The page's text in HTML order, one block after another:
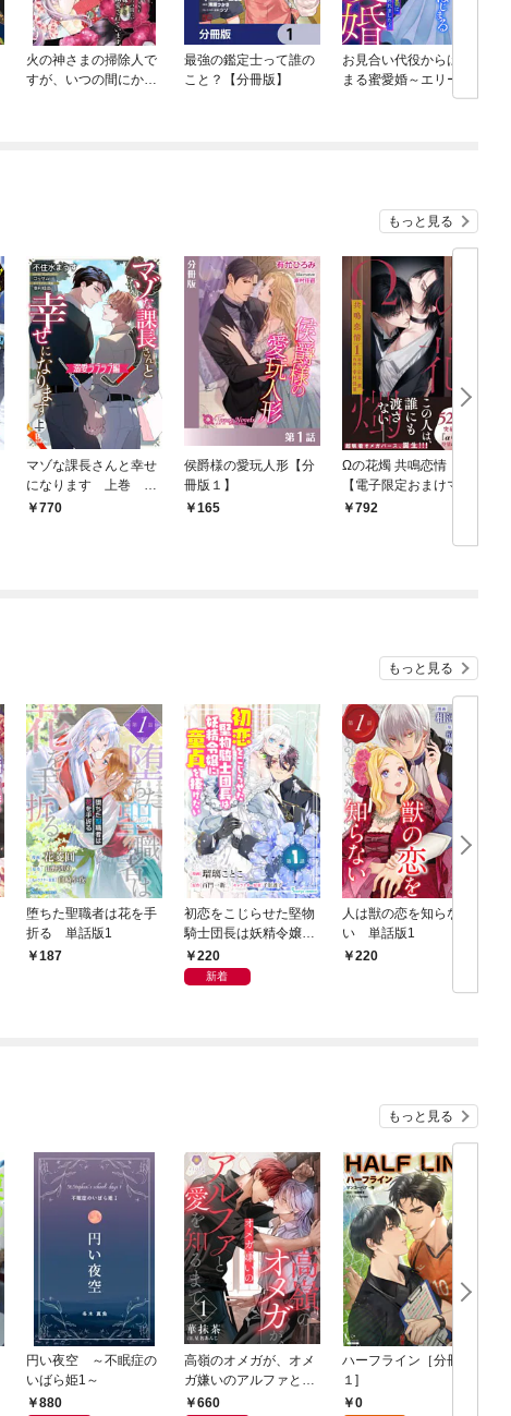
火の神さまの掃除人で
すが、いつの間にか花
最強の鑑定士って誰の
こと？【分冊版】
お見合い代役からはじ
まる蜜愛婚～エリート
御曹司に見初められま
もっと見る
マゾな課長さんと幸せ
になります 上巻 溺
愛ラブラブ編
770
侯爵様の愛玩人形【分
冊版１】
165
Ωの花燭 共鳴恋情 １
【電子限定おまけマン
ガ付】
792
もっと見る
堕ちた聖職者は花を手
折る 単話版1
187
初恋をこじらせた堅物
騎士団長は妖精令嬢に
童貞を捧げたい 単話
版1
220
新着
人は獣の恋を知らな
い 単話版1
220
もっと見る
円い夜空 ～不眠症の
いばら姫1～
880
高嶺のオメガが、オメ
ガ嫌いのアルファと愛
を知るまで1
660
ハーフライン［分冊版
１]
0